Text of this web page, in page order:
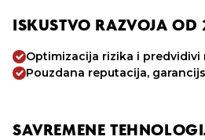
ISKUSTVO RAZVOJA OD
Optimizacija rizika i predvidivi
Pouzdana reputacija,
SAVREMENE